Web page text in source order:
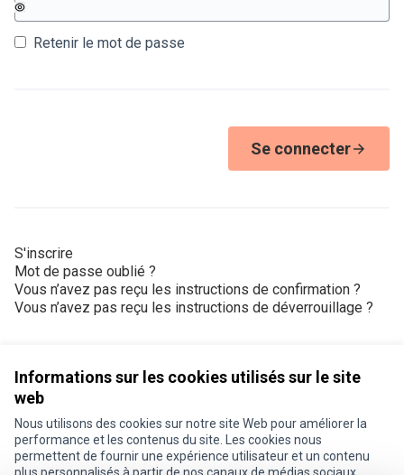
Informations sur les cookies utilisés sur le site
web
Nous utilisons des cookies sur notre site Web pour améliorer la
performance et les contenus du site. Les cookies nous
permettent de fournir une expérience utilisateur et un contenu
Retenir le mot de passe
Se connecter
S'inscrire
Mot de passe oublié ?
Vous n’avez pas reçu les instructions de confirmation ?
Vous n’avez pas reçu les instructions de déverrouillage ?
Conditions d'utilisation
Paramètres des cookies
Je participe ! sur X
Je participe ! sur Facebook
Je participe ! sur Instagram